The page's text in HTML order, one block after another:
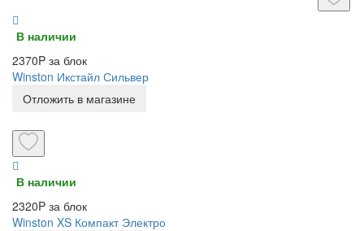
В наличии
2370P за блок
Winston Икстайл Сильвер
Отложить в магазине
В наличии
2320P за блок
Winston XS Компакт Электро